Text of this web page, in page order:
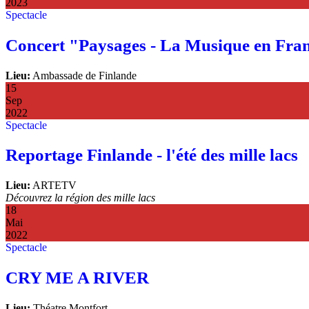
2023
Spectacle
Concert "Paysages - La Musique en
Lieu: Ambassade de Finlande
15
Sep
2022
Spectacle
Reportage Finlande - l'été des mille lacs
Lieu: ARTETV
Découvrez la région des mille lacs
18
Mai
2022
Spectacle
CRY ME A RIVER